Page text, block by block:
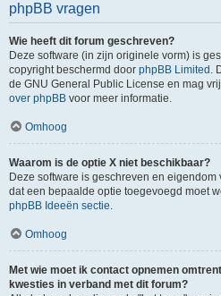
phpBB vragen
Wie heeft dit forum geschreven?
Deze software (in zijn originele vorm) is
copyright beschermd door phpBB Limited .
de GNU General Public License en mag
over phpBB voor meer informatie.
Omhoog
Waarom is de optie X niet beschikbaar?
Deze software is geschreven en
dat een bepaalde optie toegevoegd moet
phpBB Ideeën sectie.
Omhoog
Met wie moet ik contact opnemen
kwesties in verband met dit forum?